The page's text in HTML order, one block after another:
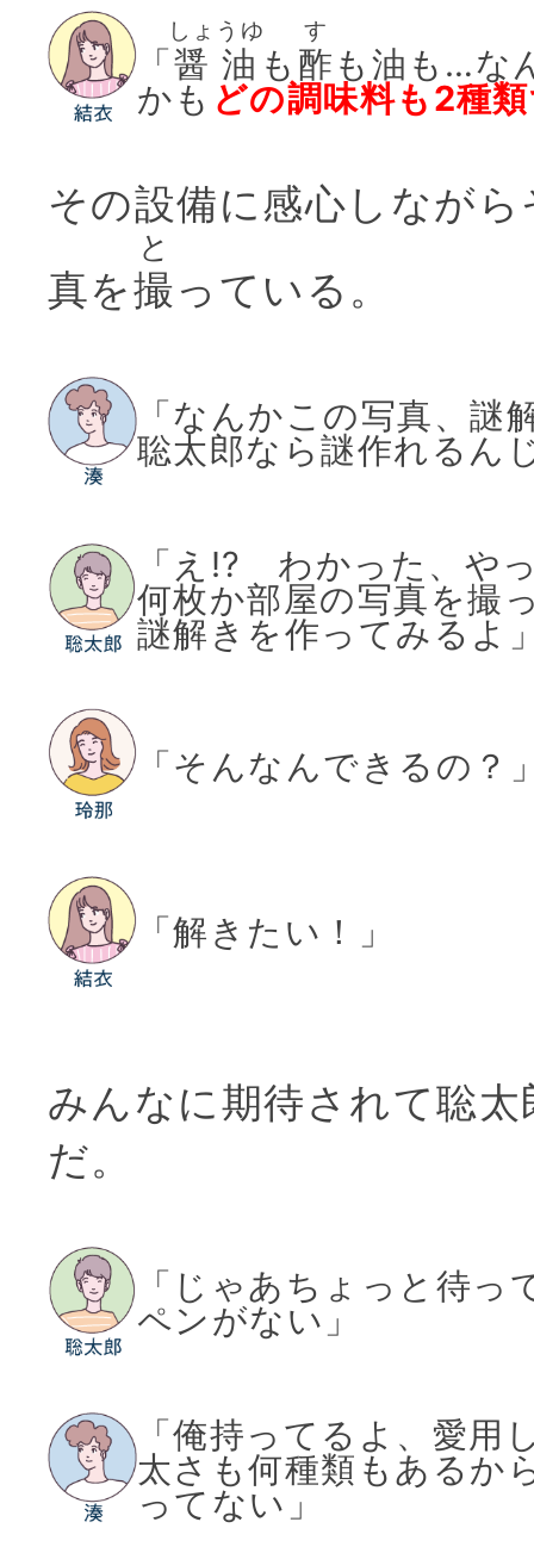
「醤油
しょうゆ
も 酢
す
も油も…な
かも どの調味料も2種
その設備に感心しなが
真を撮
と
っている。
「なんかこの写真、謎
聡太郎なら謎作れるん
「え!? わかった、や
何枚か部屋の写真を撮
謎解きを作ってみるよ
「そんなんできるの？
「解きたい！」
みんなに期待されて聡太
だ。
「じゃあちょっと待
ペンがない」
「俺持ってるよ、愛用
太さも何種類もあるか
ってない」